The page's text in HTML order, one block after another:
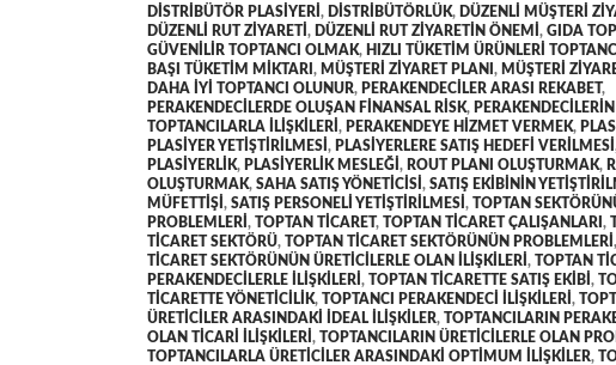
DISTRIBÜTÖR PLASIYERI , DISTRIBÜTÖRLÜK, DÜZENLI MÜŞTERI
DÜZENLI RUT ZIYARETI , DÜZENLI RUT ZIYARETIN ÖNEMI , GIDA
GÜVENILIR TOPTANCI OLMAK, HIZLI TÜKETIM ÜRÜNLERI
BAŞI TÜKETIM MIKTARI , MÜŞTERI ZIYARET PLANI , MÜŞTERI
DAHA IYI TOPTANCI OLUNUR, PERAKENDECILER ARASI REKABET,
PERAKENDECILERDE OLUŞAN FINANSAL RISK, PERAKENDECILERIN
TOPTANCILARLA ILIŞKILERI , PERAKENDEYE HIZMET VERMEK,
PLASIYER YETIŞTIRILMESI , PLASIYERLERE SATIŞ HEDEFI VERILMESI
PLASIYERLIK, PLASIYERLIK MESLEĞI , ROUT PLANI OLUŞTURMAK,
OLUŞTURMAK, SAHA SATIŞ YÖNETICISI , SATIŞ EKIBININ
MÜFETTIŞI , SATIŞ PERSONELI YETIŞTIRILMESI , TOPTAN
PROBLEMLERI , TOPTAN TICARET, TOPTAN TICARET ÇALIŞANLARI ,
TICARET SEKTÖRÜ, TOPTAN TICARET SEKTÖRÜNÜN PROBLEMLERI
TICARET SEKTÖRÜNÜN ÜRETICILERLE OLAN ILIŞKILERI , TOPTAN
PERAKENDECILERLE ILIŞKILERI , TOPTAN TICARETTE SATIŞ EKIBI ,
TICARETTE YÖNETICILIK, TOPTANCI PERAKENDECI ILIŞKILERI ,
ÜRETICILER ARASINDAKI IDEAL ILIŞKILER, TOPTANCILARIN
OLAN TICARI ILIŞKILERI , TOPTANCILARIN ÜRETICILERLE OLAN
TOPTANCILARLA ÜRETICILER ARASINDAKI OPTIMUM ILIŞKILER,